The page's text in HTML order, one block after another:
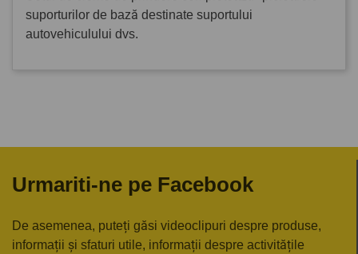
suporturilor de bază destinate suportului
autovehiculului dvs.
Urmariti-ne pe Facebook
De asemenea, puteți găsi videoclipuri despre produse,
informații și sfaturi utile, informații despre activitățile